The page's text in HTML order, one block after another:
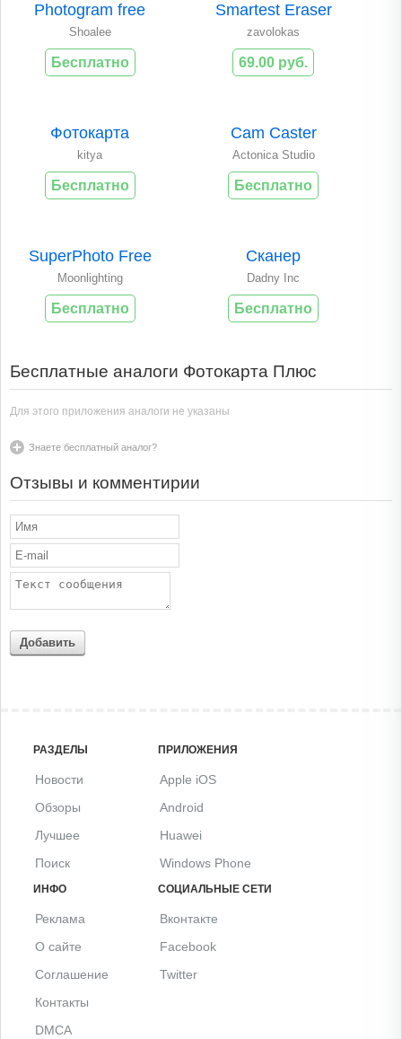
Photogram free
Shoalee
Бесплатно
Smartest Eraser
zavolokas
69.00 руб.
Фотокарта
kitya
Бесплатно
Cam Caster
Actonica Studio
Бесплатно
SuperPhoto Free
Moonlighting
Бесплатно
Сканер
Dadny Inc
Бесплатно
Бесплатные аналоги Фотокарта Плюс
Для этого приложения аналоги не указаны
Знаете бесплатный аналог?
Отзывы и комментирии
Добавить
РАЗДЕЛЫ
Новости
Обзоры
Лучшее
Поиск
ПРИЛОЖЕНИЯ
Apple iOS
Android
Huawei
Windows Phone
ИНФО
Реклама
О сайте
Соглашение
Контакты
DMCA
СОЦИАЛЬНЫЕ СЕТИ
Вконтакте
Facebook
Twitter